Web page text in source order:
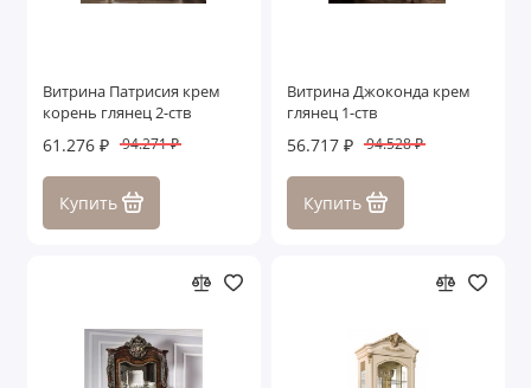
Витрина Патрисия крем
корень глянец 2-ств
61.276 ₽ 94.271 ₽
Купить
Витрина Джоконда крем
глянец 1-ств
56.717 ₽ 94.528 ₽
Купить